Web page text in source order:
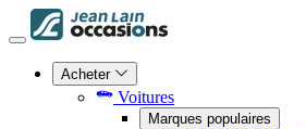
Acheter
Voitures
Marques populaires